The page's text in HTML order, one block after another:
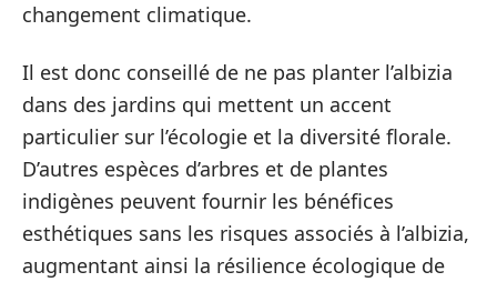
changement climatique.
Il est donc conseillé de ne pas planter l’albizia
dans des jardins qui mettent un accent
particulier sur l’écologie et la diversité florale.
D’autres espèces d’arbres et de plantes
indigènes peuvent fournir les bénéfices
esthétiques sans les risques associés à l’albizia,
augmentant ainsi la résilience écologique de